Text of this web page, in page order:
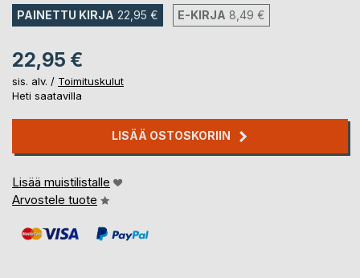
PAINETTU KIRJA 22,95 € E-KIRJA 8,49 €
22,95 €
sis. alv. / Toimituskulut
Heti saatavilla
LISÄÄ OSTOSKORIIN
Lisää muistilistalle
Arvostele tuote